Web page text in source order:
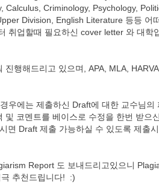
Criminology, Psychology,
Division, English Literature 등등 어
취업할때 필요하신 cover letter 와 대학
행해드리고 있으며, APA, MLA,
우에는 제출하신 Draft에 대한 교수님의
코멘트를 베이스로 수정을 한번 받으
면 Draft 제출 가능하실 수 있도록 제출
Report 도 보내드리고있으니
추천드립니다! :)